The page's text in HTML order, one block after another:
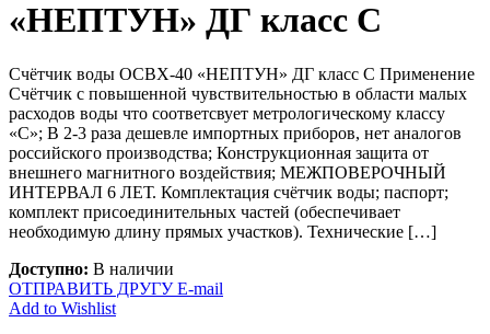
«НЕПТУН» ДГ класс С
Счётчик воды ОСВХ-40 «НЕПТУН» ДГ класс С Применение
Счётчик с повышенной чувствительностью в области малых
расходов воды что соответсвует метрологическому классу
«C»; В 2-3 раза дешевле импортных приборов, нет аналогов
российского производства; Конструкционная защита от
внешнего магнитного воздействия; МЕЖПОВЕРОЧНЫЙ
ИНТЕРВАЛ 6 ЛЕТ. Комплектация счётчик воды; паспорт;
комплект присоединительных частей (обеспечивает
необходимую длину прямых участков). Технические […]
Доступно: В наличии
ОТПРАВИТЬ ДРУГУ E-mail
Add to Wishlist